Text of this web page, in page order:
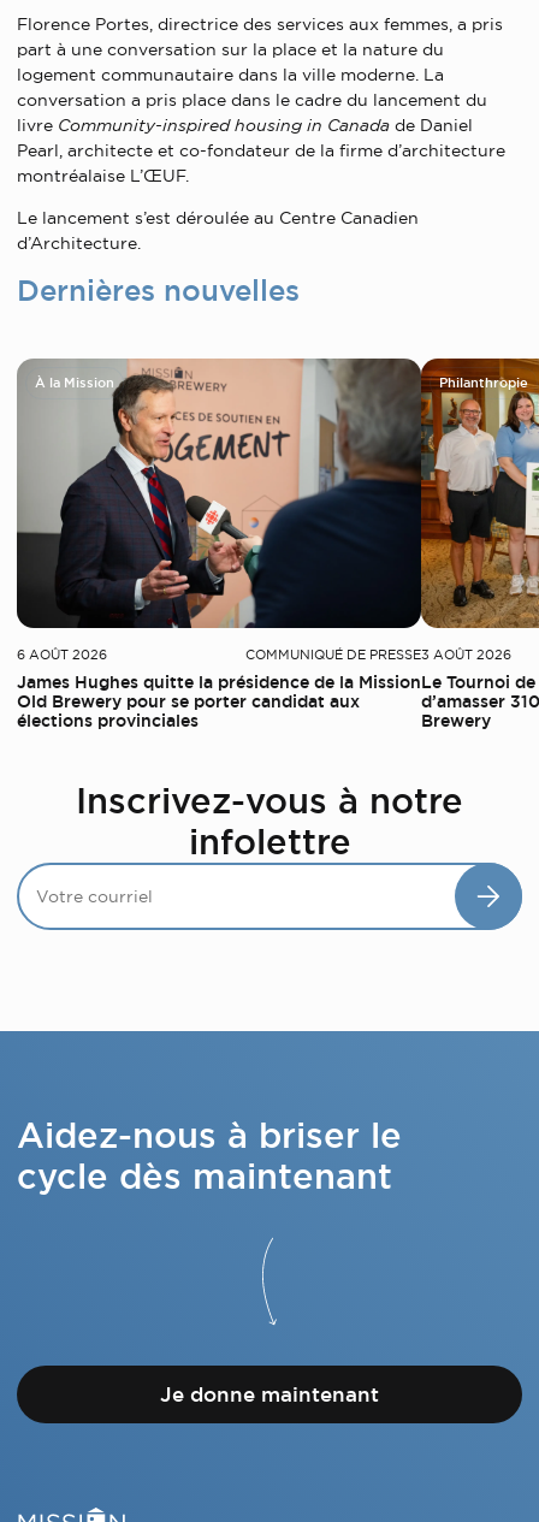
Florence Portes, directrice des services aux femmes, a pris
part à une conversation sur la place et la nature du
logement communautaire dans la ville moderne. La
conversation a pris place dans le cadre du lancement du
livre Community-inspired housing in Canada de Daniel
Pearl, architecte et co-fondateur de la firme d’architecture
montréalaise L’ŒUF.
Le lancement s’est déroulée au Centre Canadien
d’Architecture.
Dernières nouvelles
À la Mission
6 AOÛT 2026 COMMUNIQUÉ DE PRESSE
James Hughes quitte la présidence de la Mission
Old Brewery pour se porter candidat aux
élections provinciales
Philanthropie
3 AOÛT 2026
Le Tournoi
d’amasser
Brewery
Inscrivez-vous à notre
infolettre
Aidez-nous à briser le
cycle dès maintenant
Je donne maintenant